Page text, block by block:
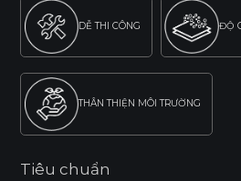
DỄ THI CÔNG ĐỘ
THÂN THIỆN MÔI TRƯỜNG
Tiêu chuẩn